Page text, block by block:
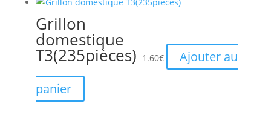
Grillon
domestique
T3(235pièces) 1.60€
Ajouter au
panier